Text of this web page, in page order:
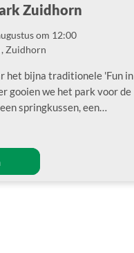
Zuidhorn
om 12:00
Zuidhorn
het bijna traditionele 'Fun in
gooien we het park voor de
springkussen, een…